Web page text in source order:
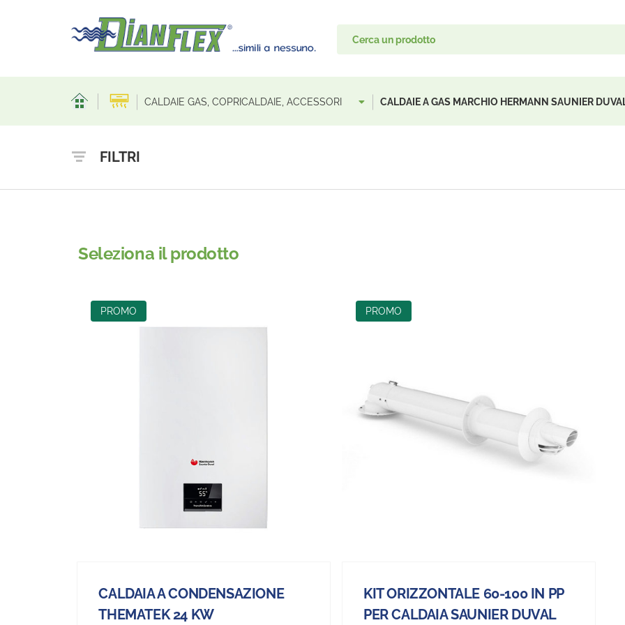
CALDAIE GAS, COPRICALDAIE, ACCESSORI CALDAIE A GAS MARCHIO HERMANN SAUNIER
FILTRI
Seleziona il prodotto
PROMO
CALDAIA A CONDENSAZIONE
THEMATEK 24 KW
PROMO
KIT ORIZZONTALE 60-100 IN PP
PER CALDAIA SAUNIER DUVAL